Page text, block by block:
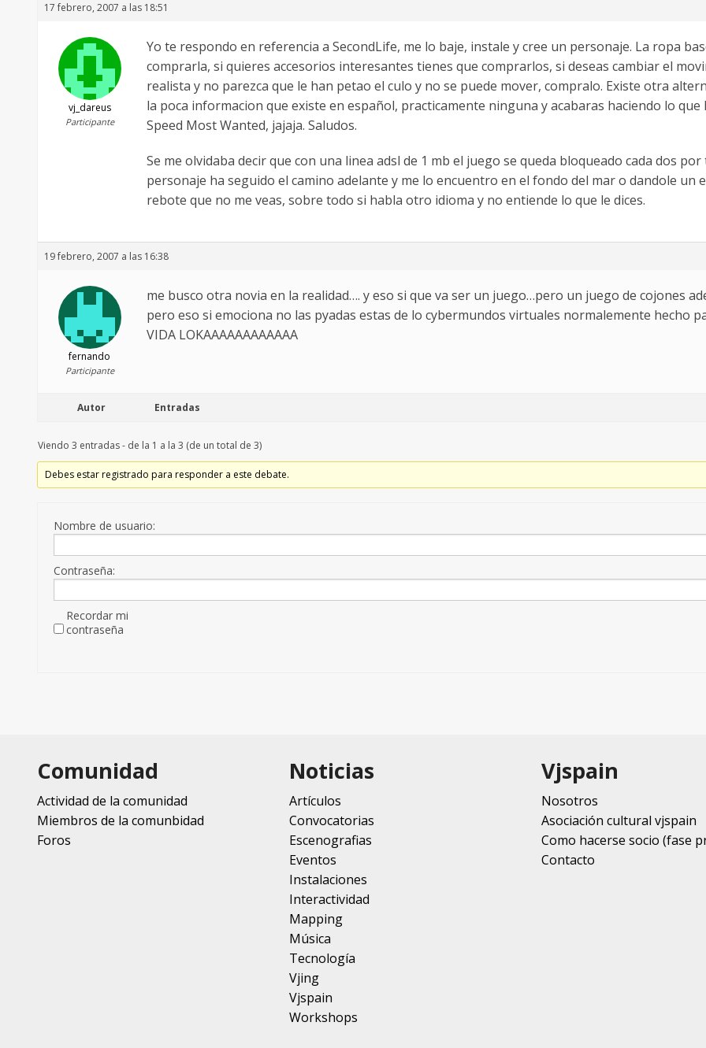
17 febrero, 2007 a las 18:51
vj_dareus
Participante
Yo te respondo en referencia a SecondLife, me lo baje, instale y cree un personaje. La ropa
comprarla, si quieres accesorios interesantes tienes que comprarlos, si deseas cambiar el
realista y no parezca que le han petao el culo y no se puede mover, compralo. Existe otra
la poca informacion que existe en español, practicamente ninguna y acabaras haciendo lo
Speed Most Wanted, jajaja. Saludos.
Se me olvidaba decir que con una linea adsl de 1 mb el juego se queda bloqueado cada dos
personaje ha seguido el camino adelante y me lo encuentro en el fondo del mar o dandole un
rebote que no me veas, sobre todo si habla otro idioma y no entiende lo que le dices.
19 febrero, 2007 a las 16:38
fernando
Participante
me busco otra novia en la realidad…. y eso si que va ser un juego…pero un juego de cojones
pero eso si emociona no las pyadas estas de lo cybermundos virtuales normalemente hecho
VIDA LOKAAAAAAAAAAAA
Autor Entradas
Viendo 3 entradas - de la 1 a la 3 (de un total de 3)
Debes estar registrado para responder a este debate.
Nombre de usuario:
Contraseña:
Recordar mi
contraseña
Comunidad
Actividad de la comunidad
Miembros de la comunbidad
Foros
Noticias
Artículos
Convocatorias
Escenografias
Eventos
Instalaciones
Interactividad
Mapping
Música
Tecnología
Vjing
Vjspain
Workshops
Vjspain
Nosotros
Asociación cultural vjspain
Como hacerse socio (fase
Contacto